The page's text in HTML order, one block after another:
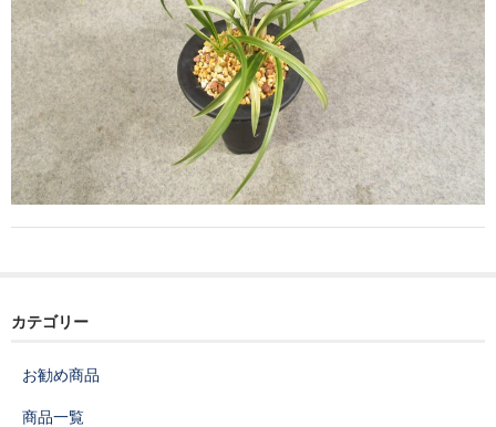
中国蘭
その他の蘭
春蘭錦鉢
富貴蘭鉢
注文ガイド/支払方法
京都蘭センターHP
カテゴリー
お勧め商品
商品一覧